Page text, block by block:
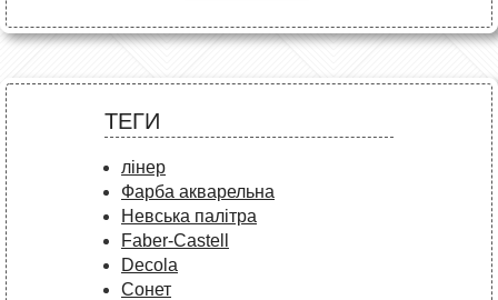
ТЕГИ
лінер
Фарба акварельна
Невська палітра
Faber-Castell
Decola
Сонет